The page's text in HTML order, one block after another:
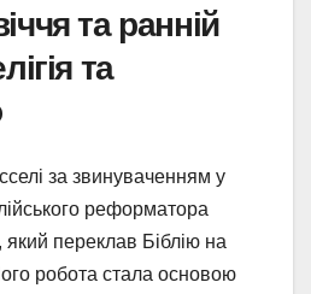
та ранній
та
за звинуваченням у
реформатора
який переклав Біблію на
робота стала основою